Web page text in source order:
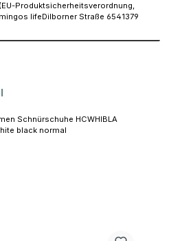
Produktsicherheitsverordnung,
lifeDilborner Straße 6541379